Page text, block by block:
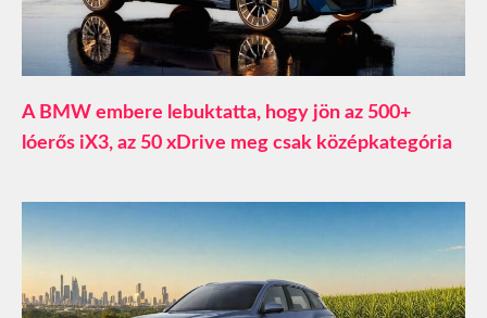
A BMW embere lebuktatta, hogy jön az 500+
lóerős iX3, az 50 xDrive meg csak középkategória